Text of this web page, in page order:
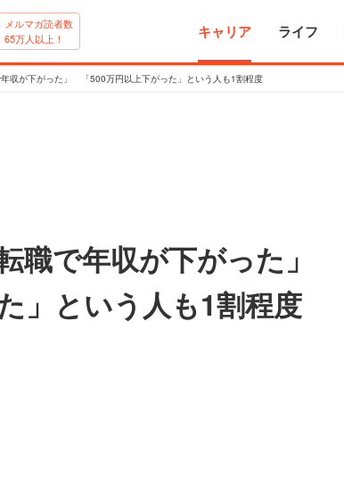
メルマガ読者数
65万人以上！
キャリア ライフ
収が下がった」 「500万円以上下がった」という人も1割程度
職で年収が下がった」
」という人も1割程度